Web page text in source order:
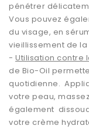
pénétrer
Vous pouvez
du visage, en
vieillissement de la
- Utilisation contre
de Bio-Oil
quotidienne.
votre peau,
également
votre crème